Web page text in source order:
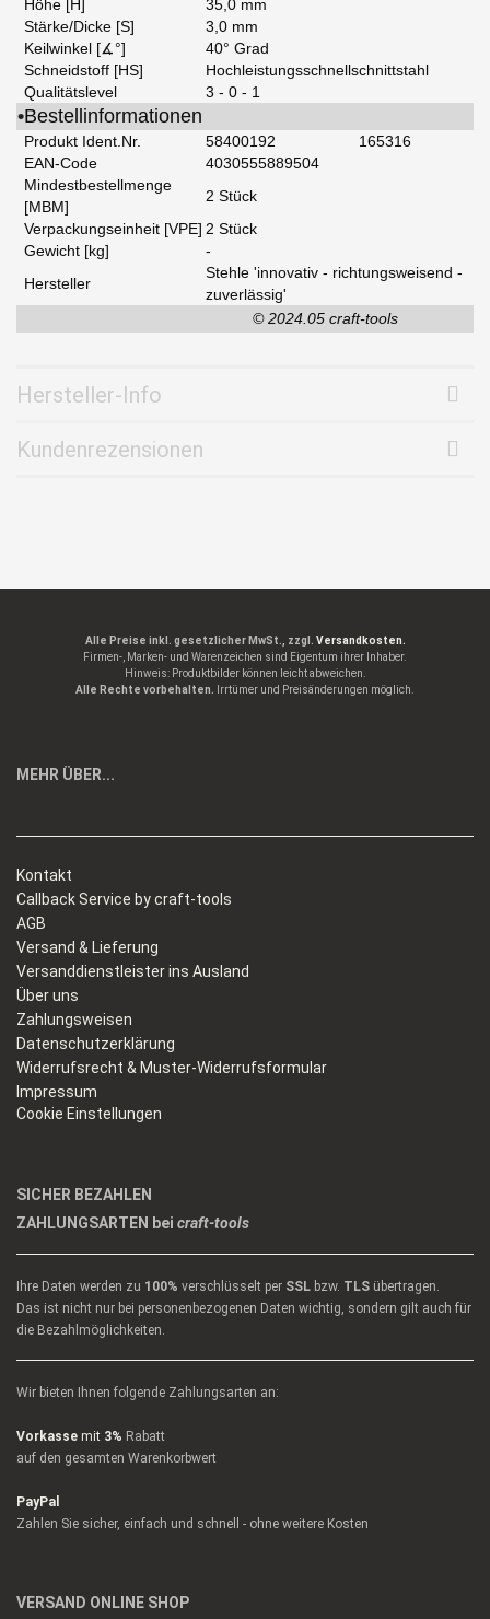
Höhe [H]
35,0 mm
Stärke/Dicke [S]
3,0 mm
Keilwinkel [∡°]
40° Grad
Schneidstoff [HS]
Hochleistungsschnellschnittstahl
Qualitätslevel
3 - 0 - 1
•Bestellinformationen
Produkt Ident.Nr. 58400192
165316
EAN-Code
4030555889504
Mindestbestellmenge
[MBM]
2 Stück
Verpackungseinheit [VPE] 2 Stück
Gewicht [kg]
-
Hersteller
Stehle 'innovativ - richtungsweisend -
zuverlässig'
© 2024.05 craft-tools
Hersteller-Info
Kundenrezensionen
Alle Preise inkl. gesetzlicher MwSt., zzgl. Versandkosten.
Firmen-, Marken- und Warenzeichen sind Eigentum ihrer Inhaber.
Hinweis: Produktbilder können leicht abweichen.
Alle Rechte vorbehalten. Irrtümer und Preisänderungen möglich.
MEHR ÜBER...
Kontakt
Callback Service by craft-tools
AGB
Versand & Lieferung
Versanddienstleister ins Ausland
Über uns
Zahlungsweisen
Datenschutzerklärung
Widerrufsrecht & Muster-Widerrufsformular
Impressum
Cookie Einstellungen
SICHER BEZAHLEN
ZAHLUNGSARTEN bei craft-tools
Ihre Daten werden zu 100% verschlüsselt per SSL bzw. TLS übertragen.
Das ist nicht nur bei personenbezogenen Daten wichtig, sondern gilt auch für
die Bezahlmöglichkeiten.
Wir bieten Ihnen folgende Zahlungsarten an:
Vorkasse mit 3% Rabatt
auf den gesamten Warenkorbwert
PayPal
Zahlen Sie sicher, einfach und schnell - ohne weitere Kosten
VERSAND ONLINE SHOP